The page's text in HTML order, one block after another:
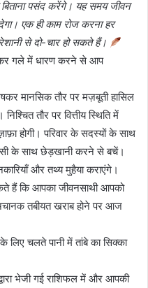
पसंद करेंगे। यह समय जीवन
एक ही काम रोज करना हर
से दो-चार हो सकते हैं।
गले में धारण करने से आप
मानसिक तौर पर मज़बूती हासिल
तौर पर वित्तीय स्थिति में
होगी। परिवार के सदस्यों के साथ
के साथ छेड़खानी करने से बचें।
और तथ्य मुहैया कराएंगे।
हैं कि आपका जीवनसाथी आपको
तबीयत खराब होने पर आज
चलते पानी में तांबे का सिक्का
भेजी गई राशिफल में और आपकी